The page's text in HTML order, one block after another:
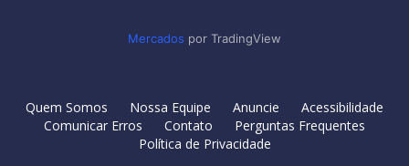
Mercados por TradingView
Quem Somos Nossa Equipe Anuncie
Acessibilidade
Comunicar Erros
Contato
Perguntas Frequentes
Política de Privacidade